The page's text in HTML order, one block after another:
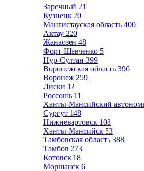
Заречный 21
Кузнецк 20
Мангистауская область 400
Актау 220
Жанаозен 48
Форт-Шевченко 5
Нур-Султан 399
Воронежская область 396
Воронеж 259
Лиски 12
Россошь 11
Ханты-Мансийский
Сургут 148
Нижневартовск 108
Ханты-Мансийск 53
Тамбовская область 388
Тамбов 273
Котовск 18
Моршанск 6